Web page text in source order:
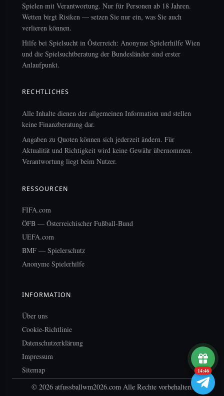
Spielen mit Verantwortung. Nur für Personen ab 18 Jahren.
Wetten birgt Risiken — setzen Sie nur ein, was Sie auch
verlieren können.
Hilfe bei Spielsucht in Österreich: Anonyme Spielerhilfe Wien
und die Spielsuchtberatung der Bundesländer sind erster
Anlaufpunkt.
RECHTLICHES
Alle Inhalte dienen der allgemeinen Information und stellen
keine Finanzberatung dar.
Angaben zu Quoten können sich jederzeit ändern. Für
Aktualität und Richtigkeit wird keine Gewähr übernommen.
Verantwortung liegt beim Nutzer.
RESSOURCEN
FIFA.com
ÖFB — Österreichischer Fußball-Bund
UEFA.com
BMF — Spielerschutz
Anonyme Spielerhilfe
INFORMATION
Über uns
Cookie-Richtlinie
Datenschutzerklärung
Impressum
Sitemap
© 2026 atfussballwm2026.com Alle Rechte vorbehalten.
14:46